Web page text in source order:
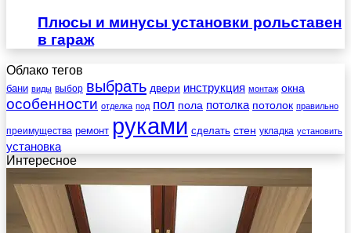
Плюсы и минусы установки рольставен
в гараж
Облако тегов
бани виды выбор выбрать двери инструкция монтаж окна
особенности отделка под пол пола потолка потолок правильно
преимущества ремонт руками сделать стен укладка установить
установка
Интересное